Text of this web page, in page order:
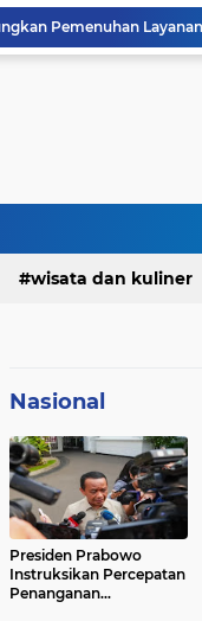
wisata dan kuliner
Nasional
Presiden Prabowo
Instruksikan Percepatan
Penanganan